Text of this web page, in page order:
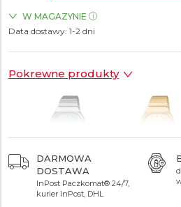
W MAGAZYNIE
ZEGARKI.PL Sky Tower Wrocław
ZEGARKI.PL Posnania Poznań
Data dostawy: 1-2 dni
Pokrewne produkty
299 zł
DARMOWA
DOSTAWA
InPost Paczkomat® 24/7,
kurier InPost, DHL